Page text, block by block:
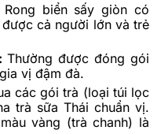
Rong biển sấy giòn có
cả người lớn và trẻ
Thường được đóng gói
vị đậm đà.
các gói trà (loại túi lọc
trà sữa Thái chuẩn vị.
vàng (trà chanh) là